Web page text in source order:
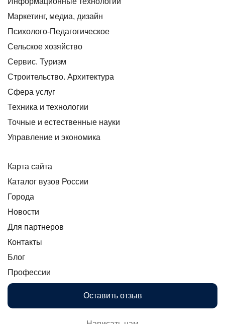
Маркетинг, медиа, дизайн
Психолого-Педагогическое
Сельское хозяйство
Сервис. Туризм
Строительство. Архитектура
Сфера услуг
Техника и технологии
Точные и естественные науки
Управление и экономика
Карта сайта
Каталог вузов России
Города
Новости
Для партнеров
Контакты
Блог
Профессии
Оставить отзыв